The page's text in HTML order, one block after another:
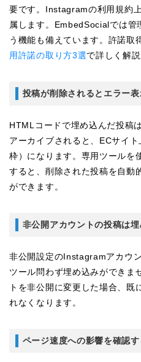
要です。Instagramの利用規約
属します。EmbedSocialでは管
う機能も備えています。許諾取
用許諾の取り方3選で詳しく解
投稿が削除されるとエラー
HTMLコードで埋め込んだ投稿
アーカイブされると、ECサイ
枠）になります。専用ツールを
すると、削除された投稿を自動
ができます。
非公開アカウントの投稿は
非公開設定のInstagramアカウ
ツール問わず埋め込みができま
トを非公開に変更した場合、既
れなくなります。
ページ速度への影響を確認す